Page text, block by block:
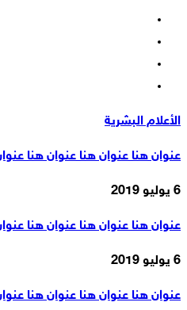
الأعلام البشرية
عنوان هنا عنوان هنا عنوان هنا
6 يوليو 2019
عنوان هنا عنوان هنا عنوان هنا
6 يوليو 2019
عنوان هنا عنوان هنا عنوان هنا